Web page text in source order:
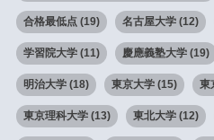
合格最低点(19) 名古屋大学(12)
学習院大学(11) 慶應義塾大学(19)
明治大学(18) 東京大学(15) 東
東京理科大学(13) 東北大学(12)